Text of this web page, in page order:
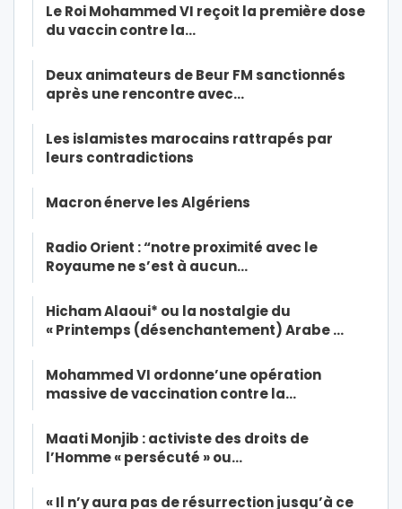
Le Roi Mohammed VI reçoit la première dose
du vaccin contre la…
Deux animateurs de Beur FM sanctionnés
après une rencontre avec…
Les islamistes marocains rattrapés par
leurs contradictions
Macron énerve les Algériens
Radio Orient : “notre proximité avec le
Royaume ne s’est à aucun…
Hicham Alaoui* ou la nostalgie du
« Printemps (désenchantement) Arabe …
Mohammed VI ordonne’une opération
massive de vaccination contre la…
Maati Monjib : activiste des droits de
l’Homme « persécuté » ou…
« Il n’y aura pas de résurrection jusqu’à ce